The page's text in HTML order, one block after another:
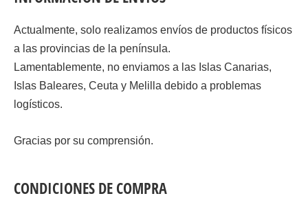
Actualmente, solo realizamos envíos de productos físicos
a las provincias de la península.
Lamentablemente, no enviamos a las Islas Canarias,
Islas Baleares, Ceuta y Melilla debido a problemas
logísticos.
Gracias por su comprensión.
CONDICIONES DE COMPRA